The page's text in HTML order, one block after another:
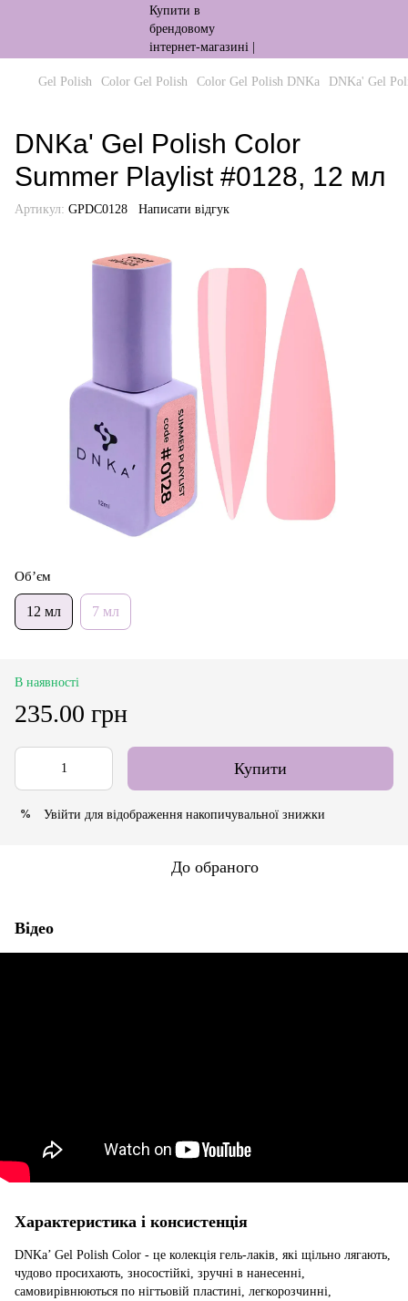
Gel Polish Color Gel Polish Color Gel Polish DNKa DNKa' Gel
DNKa' Gel Polish Color
Summer Playlist #0128, 12 мл
Артикул: GPDC0128 Написати відгук
Об’єм
12 мл 7 мл
В наявності
235.00 грн
Купити
% Увійти для відображення накопичувальної знижки
До обраного
Відео
Характеристика і консистенція
DNKa’ Gel Polish Color - це колекція гель-лаків, які щільно лягають,
чудово просихають, зносостійкі, зручні в нанесенні,
самовирівнюються по нігтьовій пластині, легкорозчинні,